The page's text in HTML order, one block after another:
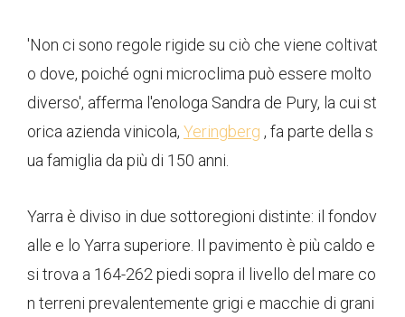
'Non ci sono regole rigide su ciò che viene coltivat
o dove, poiché ogni microclima può essere molto
diverso', afferma l'enologa Sandra de Pury, la cui st
orica azienda vinicola, Yeringberg , fa parte della s
ua famiglia da più di 150 anni.
Yarra è diviso in due sottoregioni distinte: il fondov
alle e lo Yarra superiore. Il pavimento è più caldo e
si trova a 164-262 piedi sopra il livello del mare co
n terreni prevalentemente grigi e macchie di grani